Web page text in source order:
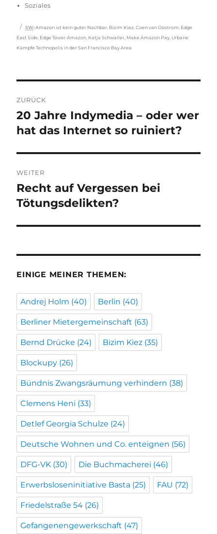
Soziales
Schlagwörter
SW: Amazon ist kein guter Nachbar Bizim Kiez ,Coen van Oostrom Edge
East Side Edge Tower Amazon Katja Schwaller Make Amazon Pay Urbane
Kämpfe Technopolis in der San Francisco Bay Area
ZURÜCK
Vorheriger
Beitrag:
20 Jahre Indymedia – oder wer
hat das Internet so ruiniert?
WEITER
Nächster
Beitrag:
Recht auf Vergessen bei
Tötungsdelikten?
EINIGE MEINER THEMEN:
Andrej Holm (40) Berlin (40)
Berliner Mietergemeinschaft (63)
Bernd Drücke (24) Bizim Kiez (35)
Blockupy (26)
Bündnis Zwangsräumung verhindern (38)
Clemens Heni (33)
Detlef Georgia Schulze (24)
Deutsche Wohnen und Co. enteignen (56)
DFG-VK (30) Die Buchmacherei (46)
Erwerbsloseninitiative Basta (25) FAU (72)
Friedelstraße 54 (26)
Gefangenengewerkschaft (47)